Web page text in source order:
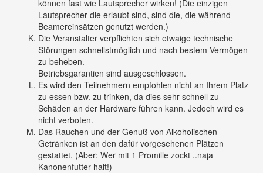
können fast wie Lautsprecher wirken! (Die einzigen
Lautsprecher die erlaubt sind, sind die, die während
Beamereinsätzen genutzt werden.)
Die Veranstalter verpflichten sich etwaige technische
Störungen schnellstmöglich und nach bestem Vermögen
zu beheben.
Betriebsgarantien sind ausgeschlossen.
Es wird den Teilnehmern empfohlen nicht an Ihrem Platz
zu essen bzw. zu trinken, da dies sehr schnell zu
Schäden an der Hardware führen kann. Jedoch wird es
nicht verboten.
Das Rauchen und der Genuß von Alkoholischen
Getränken ist an den dafür vorgesehenen Plätzen
gestattet. (Aber: Wer mit 1 Promille zockt ..naja
Kanonenfutter halt!)